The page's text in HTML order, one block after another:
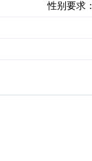
性别要求